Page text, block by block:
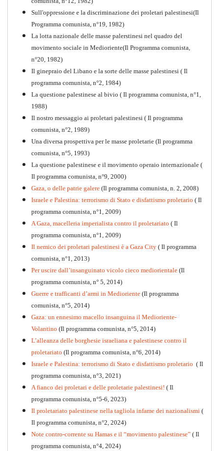
1917-2017 Ieri Oggi Domani
PDF Quaderno n°9
Per la difesa intransigente
Sull'oppressione e la discriminazione dei proletari palestinesi(Il
Programma comunista, n°19, 1982)
La lotta nazionale delle masse palerstinesi nel quadro del
movimento sociale in Medioriente(Il Programma comunista,
n°20, 1982)
Il ginepraio del Libano e la sorte delle masse palestinesi ( Il
programma comunista, n°2, 1984)
La questione palestinese al bivio ( Il programma comunista, n°1,
1988)
Il nostro messaggio ai proletari palestinesi ( Il programma
comunista, n°2, 1989)
Una diversa prospettiva per le masse proletarie (Il programma
comunista, n°5, 1993)
La questione palestinese e il movimento operaio internazionale (
Il programma comunista, n°9, 2000)
Gaza, o delle patrie galere (Il programma comunista, n. 2, 2008)
Israele e Palestina: terrorismo di Stato e disfattismo proletario ( Il
programma comunista, n°1, 2009)
A Gaza, macelleria imperialista contro il proletariato ( Il
programma comunista, n°1, 2009)
Il nemico dei proletari palestinesi è a Gaza City ( Il programma
comunista, n°1, 2013)
Per uscire dall’insanguinato vicolo cieco mediorientale (Il
programma comunista, n° 5, 2014)
Guerre e trafficanti d’armi in Medioriente (Il programma
comunista, n°5, 2014)
Gaza: un ennesimo macello insanguina il Medioriente-
Volantino (Il programma comunista, n°5, 2014)
L’alleanza delle borghesie israeliana e palestinese contro il
proletariato (Il programma comunista, n°6, 2014)
Israele e Palestina: terrorismo di Stato e disfattismo proletario ( Il
programma comunista, n°3, 2021)
A fianco dei proletari e delle proletarie palestinesi! ( Il
programma comunista, n°5-6, 2023)
Il proletariato palestinese nella tagliola infame dei nazionalismi (
Il programma comunista, n°2, 2024)
Note contro-corrente su Hamas e il “movimento palestinese” ( Il
programma comunista, n°4, 2024)